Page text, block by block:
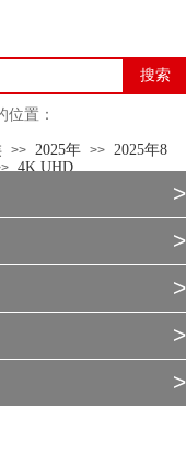
搜索
位置：
>> 2025年 >> 2025年8
4K UHD
>
>
>
>
>